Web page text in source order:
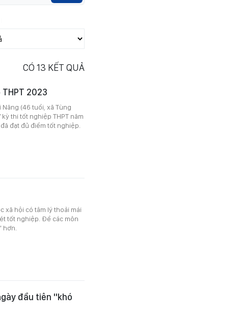
CÓ 13 KẾT QUẢ
2023
(46 tuổi, xã Tùng
thi tốt nghiệp THPT năm
đạt đủ điểm tốt nghiệp.
xã hội có tâm lý thoải mái
tốt nghiệp. Đề các môn
hơn.
đầu tiên "khó